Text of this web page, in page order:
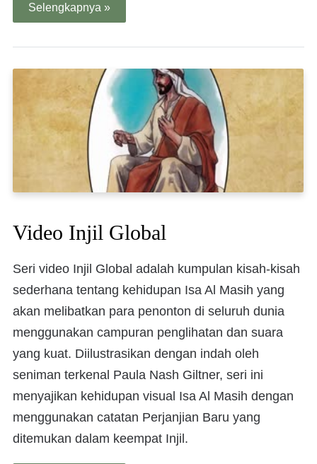
Selengkapnya »
Video Injil Global
Seri video Injil Global adalah kumpulan kisah-kisah
sederhana tentang kehidupan Isa Al Masih yang
akan melibatkan para penonton di seluruh dunia
menggunakan campuran penglihatan dan suara
yang kuat. Diilustrasikan dengan indah oleh
seniman terkenal Paula Nash Giltner, seri ini
menyajikan kehidupan visual Isa Al Masih dengan
menggunakan catatan Perjanjian Baru yang
ditemukan dalam keempat Injil.